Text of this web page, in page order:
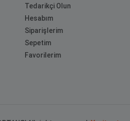
Tedarikçi Olun
Hesabım
Siparişlerim
Sepetim
Favorilerim